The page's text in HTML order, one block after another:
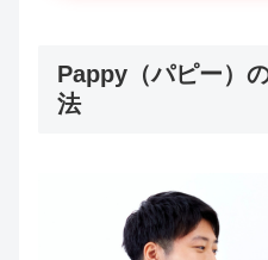
Pappy（パピー）
法